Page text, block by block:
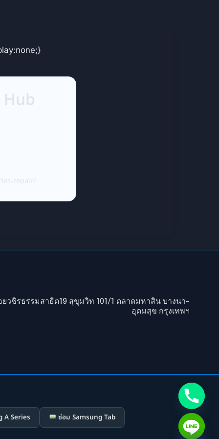
repair/
ชิรธรรมสาธิต19 สุขุมวิท 101/1 ตลาดมหาสิน บางนา-
อุดมสุข กรุงเทพฯ
A Series ซ่อม Samsung Tab